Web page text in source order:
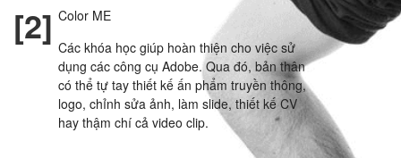
[2] Color ME
Các khóa học giúp hoàn thiện cho việc sử
dụng các công cụ Adobe. Qua đó, bản thân
có thể tự tay thiết kế ấn phẩm truyền thông,
logo, chỉnh sửa ảnh, làm slide, thiết kế CV
hay thậm chí cả video clip.